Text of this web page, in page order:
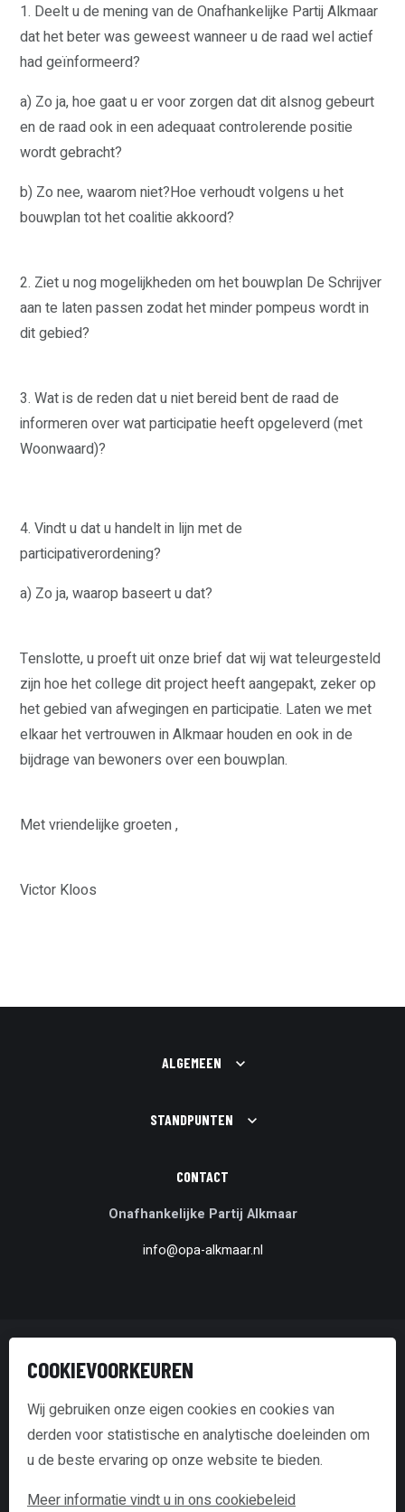
PARTIJ ALKMAAR
WAAR STAAN WIJ VOOR?
VERKIEZINGSPROGRAMMA
VRIENDELIJKE OVERHEID
ERFGOED
VEILIGHEID
ZORG
CULTUUR EN KUNST
KLIMAAT
VERKEER
SPORT
STRATEGISCHE POSITIE
HENK ADRIAANSE
MARIANNE VELDERS
LAURENS LAKEMAN
1. Deelt u de mening van de Onafhankelijke Partij Alkmaar
dat het beter was geweest wanneer u de raad wel actief
had geïnformeerd?
a) Zo ja, hoe gaat u er voor zorgen dat dit alsnog gebeurt
en de raad ook in een adequaat controlerende positie
wordt gebracht?
b) Zo nee, waarom niet?Hoe verhoudt volgens u het
bouwplan tot het coalitie akkoord?
2. Ziet u nog mogelijkheden om het bouwplan De Schrijver
aan te laten passen zodat het minder pompeus wordt in
dit gebied?
3. Wat is de reden dat u niet bereid bent de raad de
informeren over wat participatie heeft opgeleverd (met
Woonwaard)?
4. Vindt u dat u handelt in lijn met de
participativerordening?
a) Zo ja, waarop baseert u dat?
Tenslotte, u proeft uit onze brief dat wij wat teleurgesteld
zijn hoe het college dit project heeft aangepakt, zeker op
het gebied van afwegingen en participatie. Laten we met
elkaar het vertrouwen in Alkmaar houden en ook in de
bijdrage van bewoners over een bouwplan.
Met vriendelijke groeten ,
Victor Kloos
ALGEMEEN
STANDPUNTEN
CONTACT
Onafhankelijke Partij Alkmaar
info@opa-alkmaar.nl
© Onafhankelijke Partij Alkmaar
Disclaimer & Copyright
Transparantieverklaring
Cookie policy
COOKIEVOORKEUREN
Wij gebruiken onze eigen cookies en cookies van
derden voor statistische en analytische doeleinden om
u de beste ervaring op onze website te bieden.
Meer informatie vindt u in ons cookiebeleid